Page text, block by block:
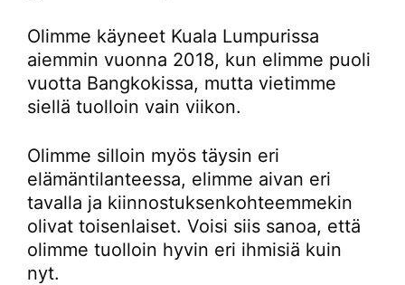
Olimme käyneet Kuala Lumpurissa
aiemmin vuonna 2018, kun elimme puoli
vuotta Bangkokissa, mutta vietimme
siellä tuolloin vain viikon.
Olimme silloin myös täysin eri
elämäntilanteessa, elimme aivan eri
tavalla ja kiinnostuksenkohteemmekin
olivat toisenlaiset. Voisi siis sanoa, että
olimme tuolloin hyvin eri ihmisiä kuin
nyt.